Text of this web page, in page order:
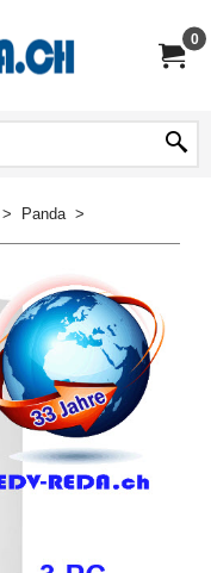
0
> Panda>